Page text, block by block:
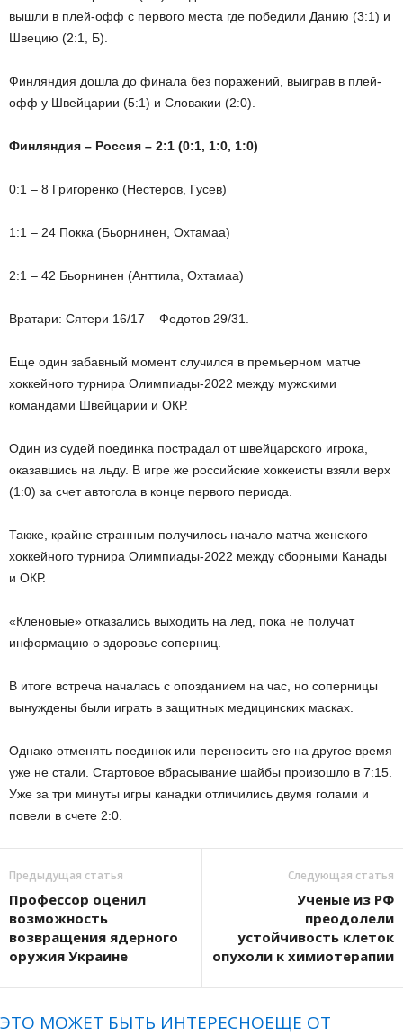
вышли в плей-офф с первого места где победили Данию (3:1) и
Швецию (2:1, Б).
Финляндия дошла до финала без поражений, выиграв в плей-
офф у Швейцарии (5:1) и Словакии (2:0).
Финляндия – Россия – 2:1 (0:1, 1:0, 1:0)
0:1 – 8 Григоренко (Нестеров, Гусев)
1:1 – 24 Покка (Бьорнинен, Охтамаа)
2:1 – 42 Бьорнинен (Анттила, Охтамаа)
Вратари: Сятери 16/17 – Федотов 29/31.
Еще один забавный момент случился в премьерном матче
хоккейного турнира Олимпиады-2022 между мужскими
командами Швейцарии и ОКР.
Один из судей поединка пострадал от швейцарского игрока,
оказавшись на льду. В игре же российские хоккеисты взяли верх
(1:0) за счет автогола в конце первого периода.
Также, крайне странным получилось начало матча женского
хоккейного турнира Олимпиады-2022 между сборными Канады
и ОКР.
«Кленовые» отказались выходить на лед, пока не получат
информацию о здоровье соперниц.
В итоге встреча началась с опозданием на час, но соперницы
вынуждены были играть в защитных медицинских масках.
Однако отменять поединок или переносить его на другое время
уже не стали. Стартовое вбрасывание шайбы произошло в 7:15.
Уже за три минуты игры канадки отличились двумя голами и
повели в счете 2:0.
Предыдущая статья
Профессор оценил
возможность
возвращения ядерного
оружия Украине
Следующая статья
Ученые из РФ
преодолели
устойчивость клеток
опухоли к химиотерапии
ЭТО МОЖЕТ БЫТЬ ИНТЕРЕСНОЕЩЕ ОТ